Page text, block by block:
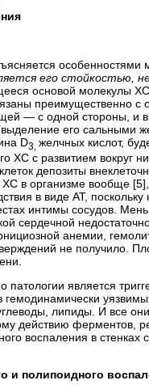
особенностями
его стойкостью,
основой молекулы
преимущественно
— с одной стороны,
его сальными
D3, желчных кислот,
ХС с развитием вокруг
депозиты
ХС в организме вообще
в виде АТ,
интимы сосудов.
сердечной
анемии,
не получило.
патологии является
липиды. И все
действию ферментов,
воспаления в
и полипоидного